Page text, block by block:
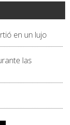
en un lujo
las